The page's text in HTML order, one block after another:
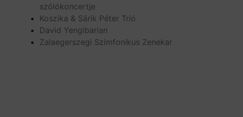
szólókoncertje
Koszika & Sárik Péter Trió
David Yengibarian
Zalaegerszegi Szimfonikus Zenekar